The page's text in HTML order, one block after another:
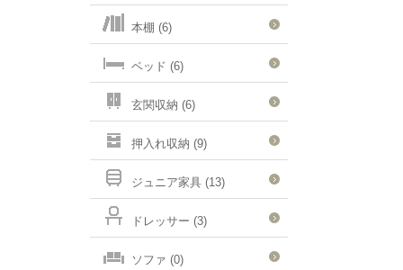
本棚 (6)
ベッド (6)
玄関収納 (6)
押入れ収納 (9)
ジュニア家具 (13)
ドレッサー (3)
ソファ (0)